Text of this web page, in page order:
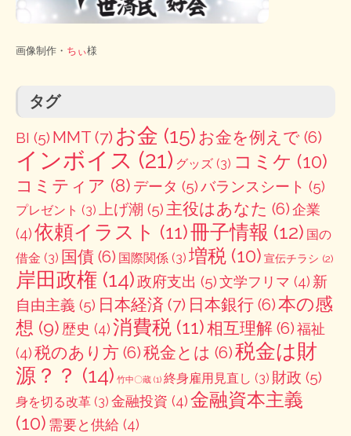
画像制作・ ちぃ様
タグ
BI (5) MMT (7) お金 (15) お金を例えで (6)
インボイス (21) グッズ (3) コミケ (10)
コミティア (8) データ (5)バランスシート (5)
プレゼント (3) 上げ潮 (5) 主役はあなた (6)企業
(4)依頼イラスト (11)冊子情報 (12) 国の
借金 (3) 国債 (6) 国際関係 (3) 増税 (10) 宣伝チラシ (2)
岸田政権 (14)政府支出 (5)文学フリマ (4) 新
自由主義 (5) 日本経済 (7) 日本銀行 (6)本の感
想 (9) 歴史 (4)消費税 (11)相互理解 (6)福祉
(4)税のあり方 (6)税金とは (6)税金は財
源？？ (14) 竹中〇蔵 (1) 終身雇用見直し (3) 財政 (5)
身を切る改革 (3) 金融投資 (4)金融資本主義
(10) 需要と供給 (4)